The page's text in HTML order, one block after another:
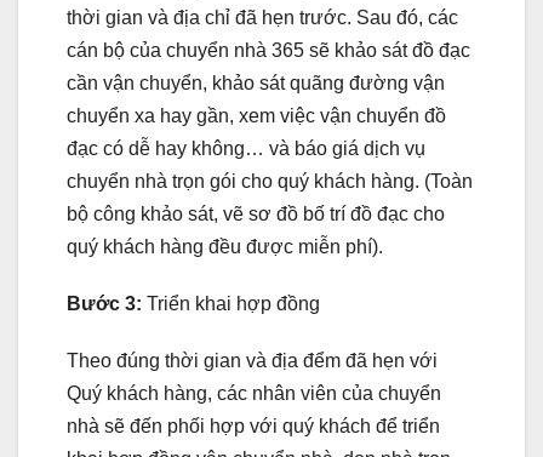
thời gian và địa chỉ đã hẹn trước. Sau đó, các
cán bộ của chuyển nhà 365 sẽ khảo sát đồ đạc
cần vận chuyển, khảo sát quãng đường vận
chuyển xa hay gần, xem việc vận chuyển đồ
đạc có dễ hay không… và báo giá dịch vụ
chuyển nhà trọn gói cho quý khách hàng. (Toàn
bộ công khảo sát, vẽ sơ đồ bố trí đồ đạc cho
quý khách hàng đều được miễn phí).
Bước 3: Triển khai hợp đồng
Theo đúng thời gian và địa đểm đã hẹn với
Quý khách hàng, các nhân viên của chuyển
nhà sẽ đến phối hợp với quý khách để triển